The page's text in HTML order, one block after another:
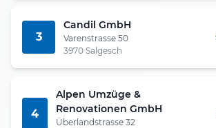
3
Candil GmbH
Varenstrasse 50
3970 Salgesch
4
Alpen Umzüge &
Renovationen GmbH
Überlandstrasse 32